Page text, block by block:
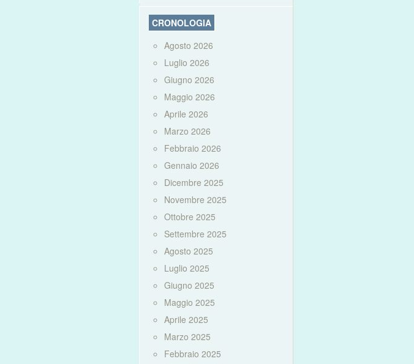
CRONOLOGIA
Agosto 2026
Luglio 2026
Giugno 2026
Maggio 2026
Aprile 2026
Marzo 2026
Febbraio 2026
Gennaio 2026
Dicembre 2025
Novembre 2025
Ottobre 2025
Settembre 2025
Agosto 2025
Luglio 2025
Giugno 2025
Maggio 2025
Aprile 2025
Marzo 2025
Febbraio 2025